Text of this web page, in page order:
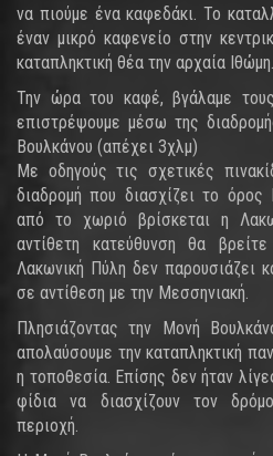
να πιούμε ένα καφεδάκι. Το
έναν μικρό καφενείο στην
καταπληκτική θέα την αρχαία Ιθώμη.
Την ώρα του καφέ, βγάλαμε
επιστρέψουμε μέσω της
Βουλκάνου (απέχει 3χλμ)
Με οδηγούς τις σχετικές
διαδρομή που διασχίζει το
από το χωριό βρίσκεται η
αντίθετη κατεύθυνση θα
Λακωνική Πύλη δεν παρουσιάζει
σε αντίθεση με την Μεσσηνιακή.
Πλησιάζοντας την Μονή
απολαύσουμε την καταπληκτική
η τοποθεσία. Επίσης δεν ήταν
φίδια να διασχίζουν τον
περιοχή.